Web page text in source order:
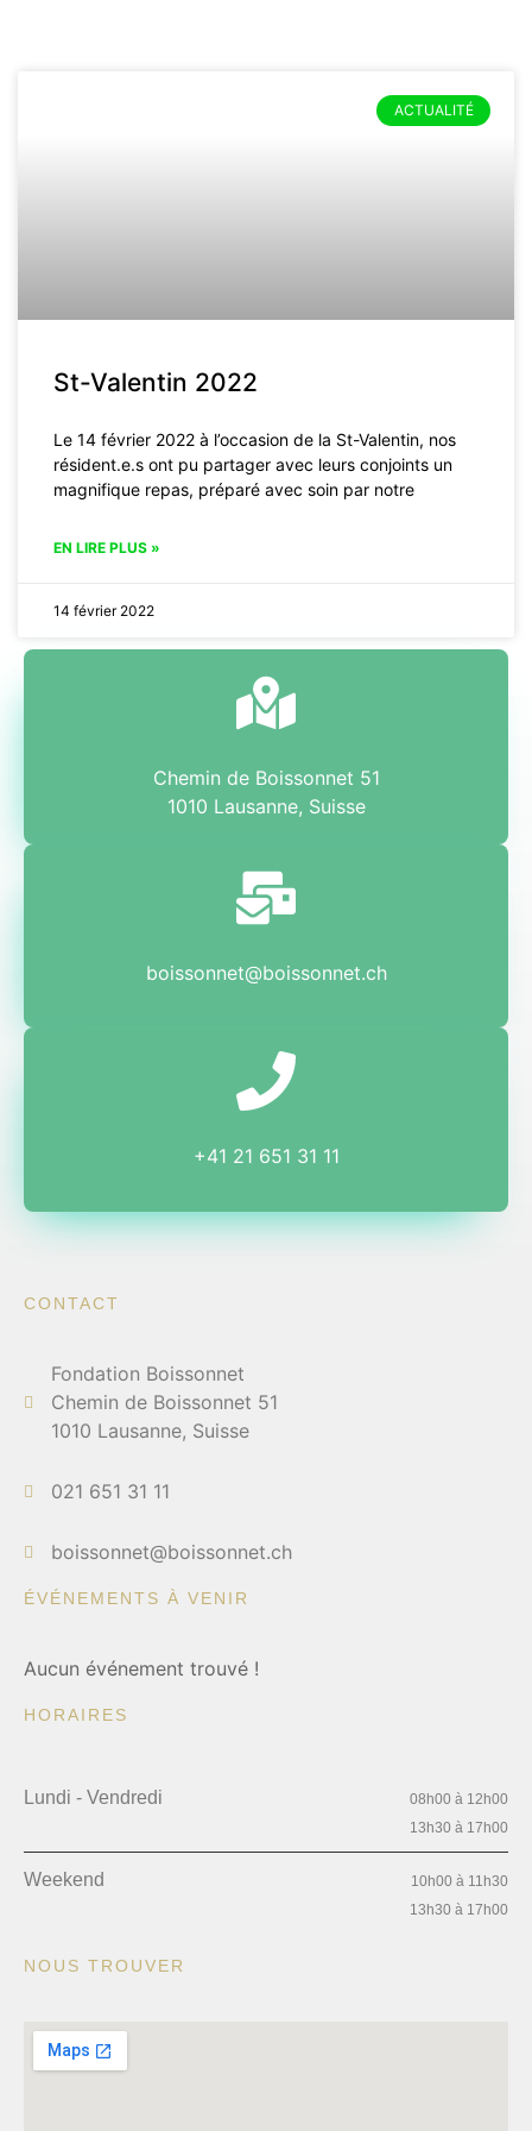
ACTUALITÉ
St-Valentin 2022
Le 14 février 2022 à l’occasion de la St-Valentin, nos
résident.e.s ont pu partager avec leurs conjoints un
magnifique repas, préparé avec soin par notre
EN LIRE PLUS »
14 février 2022
Chemin de Boissonnet 51
1010 Lausanne, Suisse
boissonnet@boissonnet.ch
+41 21 651 31 11
CONTACT
Fondation Boissonnet
Chemin de Boissonnet 51
1010 Lausanne, Suisse
021 651 31 11
boissonnet@boissonnet.ch
ÉVÉNEMENTS À VENIR
Aucun événement trouvé !
HORAIRES
Lundi - Vendredi
08h00 à 12h00
13h30 à 17h00
Weekend
10h00 à 11h30
13h30 à 17h00
NOUS TROUVER